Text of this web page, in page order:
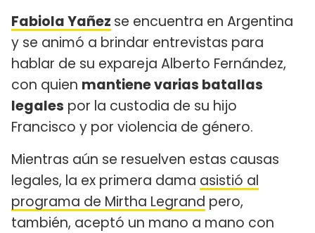
Fabiola Yañez se encuentra en Argentina
y se animó a brindar entrevistas para
hablar de su expareja Alberto Fernández,
con quien mantiene varias batallas
legales por la custodia de su hijo
Francisco y por violencia de género.
Mientras aún se resuelven estas causas
legales, la ex primera dama asistió al
programa de Mirtha Legrand pero,
también, aceptó un mano a mano con